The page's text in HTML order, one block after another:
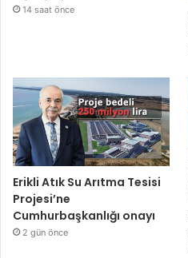
14 saat önce
Erikli Atık Su Arıtma Tesisi
Projesi’ne
Cumhurbaşkanlığı onayı
2 gün önce